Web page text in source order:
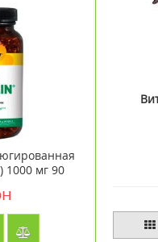
1000 мг 90